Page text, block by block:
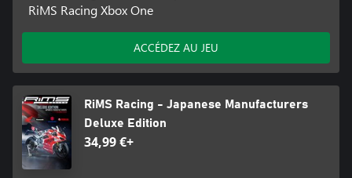
RiMS Racing Xbox One
ACCÉDEZ AU JEU
RiMS Racing - Japanese Manufacturers
Deluxe Edition
34,99 €+